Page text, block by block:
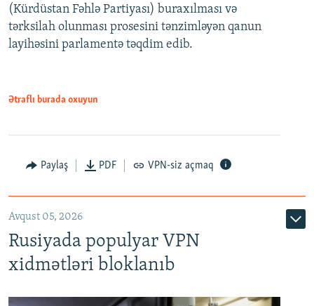
Auto 240p 360p 480p
720p 1080p
480p
(Kürdüstan Fəhlə Partiyası) buraxılması və
tərksilah olunması prosesini tənzimləyən qanun
layihəsini parlamentə təqdim edib.
Ətraflı burada oxuyun
Paylaş PDF VPN-siz açmaq
Avqust 05, 2026
Rusiyada populyar VPN
xidmətləri bloklanıb